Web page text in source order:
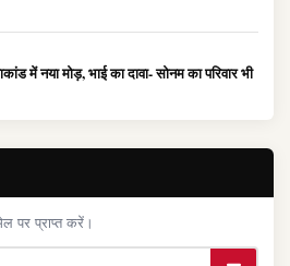
में नया मोड़, भाई का दावा- सोनम का परिवार भी
पर प्राप्त करें।